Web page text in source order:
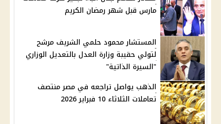
مارس قبل شهر رمضان الكريم
المستشار محمود حلمي الشريف مرشح
لتولي حقيبة وزارة العدل بالتعديل الوزاري
"السيرة الذاتية"
الذهب يواصل تراجعه في مصر منتصف
تعاملات الثلاثاء 10 فبراير 2026